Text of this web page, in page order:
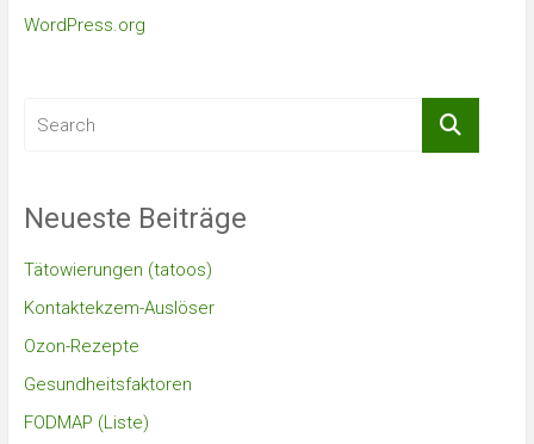
WordPress.org
Neueste Beiträge
Tätowierungen (tatoos)
Kontaktekzem-Auslöser
Ozon-Rezepte
Gesundheitsfaktoren
FODMAP (Liste)